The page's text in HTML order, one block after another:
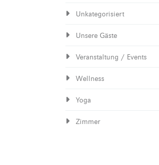
Unkategorisiert
Unsere Gäste
Veranstaltung / Events
Wellness
Yoga
Zimmer